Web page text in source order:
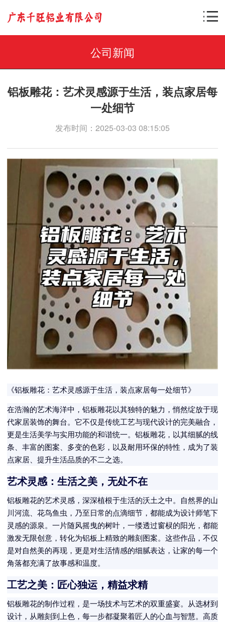
公司新闻
铝板雕花：艺术灵感源于生活，装点家居每
一处细节
发布时间：2025-03-03 08:15:05
《铝板雕花：艺术灵感源于生活，装点家居每一处细节》
在浩瀚的艺术海洋中，铝板雕花以其独特的魅力，悄然绽放于现
代家居装饰的舞台。它不仅是传统工艺与现代设计的完美融合，
更是生活美学与实用功能的和谐统一。铝板雕花，以其细腻的线
条、丰富的图案、多变的色彩，以及耐用环保的特性，成为了装
点家居、提升生活品质的不二之选。
艺术灵感：生活之美，无处不在
铝板雕花的艺术灵感，深深植根于生活的沃土之中。自然界的山
川河流、花鸟鱼虫，乃至日常的点滴细节，都能成为设计师笔下
灵感的源泉。一片随风摇曳的树叶，一缕透过窗棂的阳光，都能
激发无限创意，转化为铝板上精致的雕刻图案。这些作品，不仅
是对自然美的再现，更是对生活情感的细腻表达，让家的每一个
角落都充满了故事感和温度。
工艺之美：匠心独运，精益求精
铝板雕花的制作过程，是一场技术与艺术的双重盛宴。从选材到
设计，从雕刻到上色，每一步都凝聚着匠人的心血与智慧。高质